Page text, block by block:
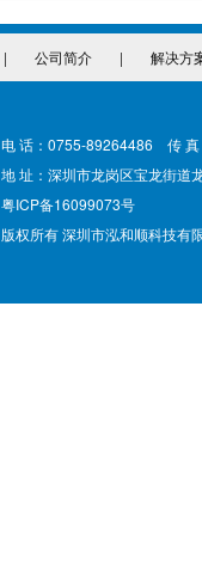
| 公司简介 | 解决方
电 话：0755-89264486 传
地 址：深圳市龙岗区宝龙街道
粤ICP备16099073号
版权所有 深圳市泓和顺科技有